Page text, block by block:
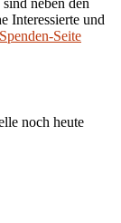
Interessierte und
Spenden-Seite
noch heute